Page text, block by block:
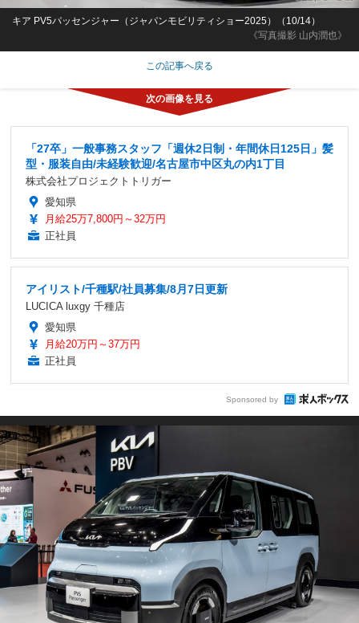
《写真撮影 山内潤也》
キア PV5パッセンジャー（ジャパンモビリティショー2025）（10/14）
この記事へ戻る
「27卒」一般事務スタッフ「週休2日制・年間休日125日」髪
型・服装自由/未経験歓迎/名古屋市中区丸の内1丁目
株式会社プロジェクトトリガー
愛知県
月給25万7,800円～32万円
正社員
アイリスト/千種駅/社員募集/8月7日更新
LUCICA luxgy 千種店
愛知県
月給20万円～37万円
正社員
Sponsored by